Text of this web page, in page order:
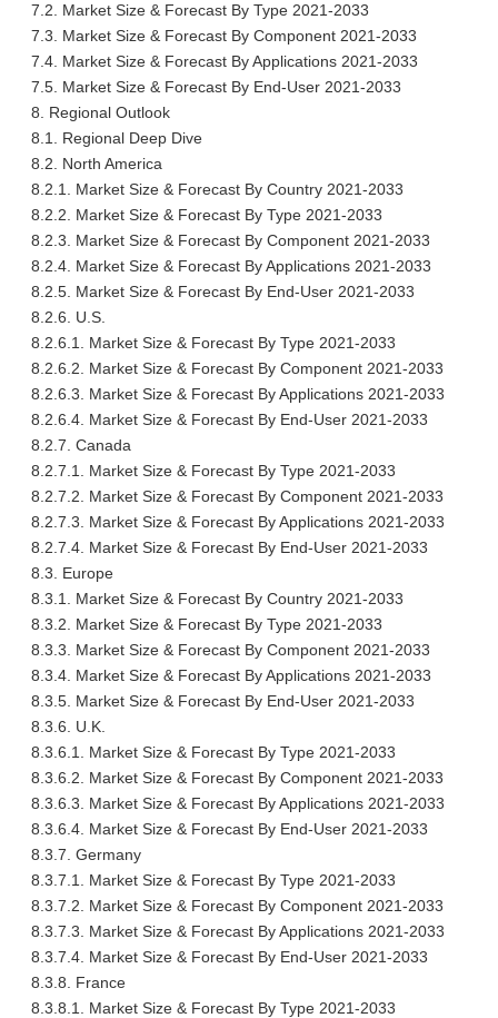
7.2. Market Size & Forecast By Type 2021-2033
7.3. Market Size & Forecast By Component 2021-2033
7.4. Market Size & Forecast By Applications 2021-2033
7.5. Market Size & Forecast By End-User 2021-2033
8. Regional Outlook
8.1. Regional Deep Dive
8.2. North America
8.2.1. Market Size & Forecast By Country 2021-2033
8.2.2. Market Size & Forecast By Type 2021-2033
8.2.3. Market Size & Forecast By Component 2021-2033
8.2.4. Market Size & Forecast By Applications 2021-2033
8.2.5. Market Size & Forecast By End-User 2021-2033
8.2.6. U.S.
8.2.6.1. Market Size & Forecast By Type 2021-2033
8.2.6.2. Market Size & Forecast By Component 2021-2033
8.2.6.3. Market Size & Forecast By Applications 2021-2033
8.2.6.4. Market Size & Forecast By End-User 2021-2033
8.2.7. Canada
8.2.7.1. Market Size & Forecast By Type 2021-2033
8.2.7.2. Market Size & Forecast By Component 2021-2033
8.2.7.3. Market Size & Forecast By Applications 2021-2033
8.2.7.4. Market Size & Forecast By End-User 2021-2033
8.3. Europe
8.3.1. Market Size & Forecast By Country 2021-2033
8.3.2. Market Size & Forecast By Type 2021-2033
8.3.3. Market Size & Forecast By Component 2021-2033
8.3.4. Market Size & Forecast By Applications 2021-2033
8.3.5. Market Size & Forecast By End-User 2021-2033
8.3.6. U.K.
8.3.6.1. Market Size & Forecast By Type 2021-2033
8.3.6.2. Market Size & Forecast By Component 2021-2033
8.3.6.3. Market Size & Forecast By Applications 2021-2033
8.3.6.4. Market Size & Forecast By End-User 2021-2033
8.3.7. Germany
8.3.7.1. Market Size & Forecast By Type 2021-2033
8.3.7.2. Market Size & Forecast By Component 2021-2033
8.3.7.3. Market Size & Forecast By Applications 2021-2033
8.3.7.4. Market Size & Forecast By End-User 2021-2033
8.3.8. France
8.3.8.1. Market Size & Forecast By Type 2021-2033